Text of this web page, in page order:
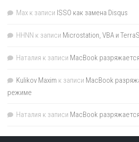
Max к записи ISSO как замена Disqus
HHNN к записи Microstation, VBA и
Наталия к записи MacBook
Kulikov Maxim к записи MacBook
режиме
Наталия к записи MacBook